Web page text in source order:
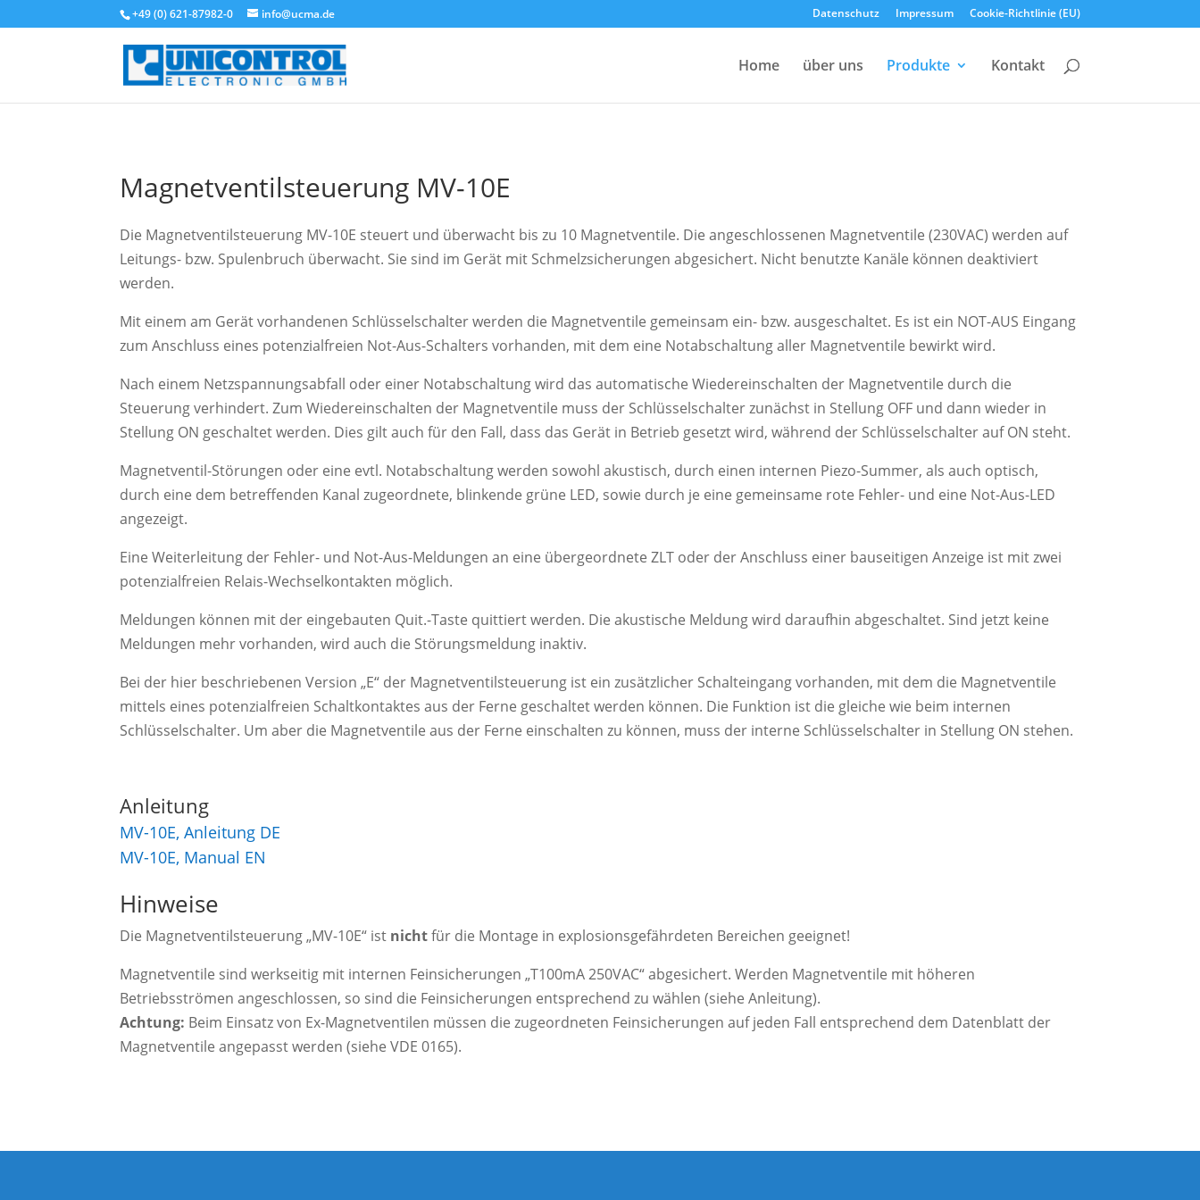
+49 (0) 621-87982-0 info@ucma.de Datenschutz Impressum Cookie-Richtlinie (EU)
Home über uns Produkte Kontakt
Magnetventilsteuerung MV-10E
Die Magnetventilsteuerung MV-10E steuert und überwacht bis zu 10 Magnetventile. Die angeschlossenen Magnetventile (230VAC) werden auf
Leitungs- bzw. Spulenbruch überwacht. Sie sind im Gerät mit Schmelzsicherungen abgesichert. Nicht benutzte Kanäle können deaktiviert
werden.
Mit einem am Gerät vorhandenen Schlüsselschalter werden die Magnetventile gemeinsam ein- bzw. ausgeschaltet. Es ist ein NOT-AUS Eingang
zum Anschluss eines potenzialfreien Not-Aus-Schalters vorhanden, mit dem eine Notabschaltung aller Magnetventile bewirkt wird.
Nach einem Netzspannungsabfall oder einer Notabschaltung wird das automatische Wiedereinschalten der Magnetventile durch die
Steuerung verhindert. Zum Wiedereinschalten der Magnetventile muss der Schlüsselschalter zunächst in Stellung OFF und dann wieder in
Stellung ON geschaltet werden. Dies gilt auch für den Fall, dass das Gerät in Betrieb gesetzt wird, während der Schlüsselschalter auf ON steht.
Magnetventil-Störungen oder eine evtl. Notabschaltung werden sowohl akustisch, durch einen internen Piezo-Summer, als auch optisch,
durch eine dem betreffenden Kanal zugeordnete, blinkende grüne LED, sowie durch je eine gemeinsame rote Fehler- und eine Not-Aus-LED
angezeigt.
Eine Weiterleitung der Fehler- und Not-Aus-Meldungen an eine übergeordnete ZLT oder der Anschluss einer bauseitigen Anzeige ist mit zwei
potenzialfreien Relais-Wechselkontakten möglich.
Meldungen können mit der eingebauten Quit.-Taste quittiert werden. Die akustische Meldung wird daraufhin abgeschaltet. Sind jetzt keine
Meldungen mehr vorhanden, wird auch die Störungsmeldung inaktiv.
Bei der hier beschriebenen Version „E“ der Magnetventilsteuerung ist ein zusätzlicher Schalteingang vorhanden, mit dem die Magnetventile
mittels eines potenzialfreien Schaltkontaktes aus der Ferne geschaltet werden können. Die Funktion ist die gleiche wie beim internen
Schlüsselschalter. Um aber die Magnetventile aus der Ferne einschalten zu können, muss der interne Schlüsselschalter in Stellung ON stehen.
Anleitung
MV-10E, Anleitung DE
MV-10E, Manual EN
Hinweise
Die Magnetventilsteuerung „MV-10E“ ist nichtfür die Montage in explosionsgefährdeten Bereichen geeignet!
Magnetventile sind werkseitig mit internen Feinsicherungen „T100mA 250VAC“ abgesichert. Werden Magnetventile mit höheren
Betriebsströmen angeschlossen, so sind die Feinsicherungen entsprechend zu wählen (siehe Anleitung).
Achtung: Beim Einsatz von Ex-Magnetventilen müssen die zugeordneten Feinsicherungen auf jeden Fall entsprechend dem Datenblatt der
Magnetventile angepasst werden (siehe VDE 0165).